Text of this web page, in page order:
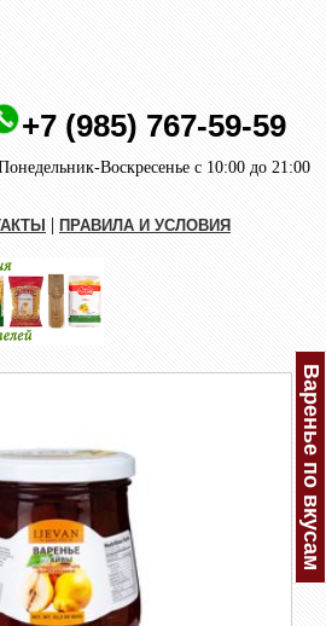
+7 (985) 767-59-59
Воскресенье с 10:00 до 21:00
| ПРАВИЛА И УСЛОВИЯ
Варенье по вкусам